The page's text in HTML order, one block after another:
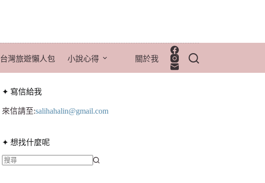
台灣旅遊懶人包 小說心得 關於我
✦ 寫信給我
來信請至:salihahalin@gmail.com
✦ 想找什麼呢